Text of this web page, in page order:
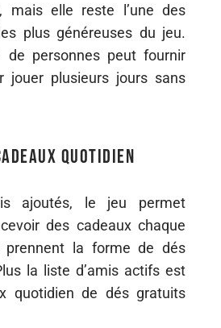
mais elle reste l’une des
plus généreuses du jeu.
de personnes peut fournir
jouer plusieurs jours sans
quotidien
ajoutés, le jeu permet
des cadeaux chaque
prennent la forme de dés
la liste d’amis actifs est
quotidien de dés gratuits